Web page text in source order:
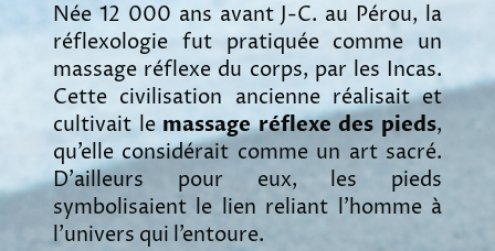
Née 12 000 ans avant J-C. au Pérou, la
réflexologie fut pratiquée comme un
massage réflexe du corps, par les Incas.
Cette civilisation ancienne réalisait et
cultivait le massage réflexe des pieds,
qu’elle considérait comme un art sacré.
D’ailleurs pour eux, les pieds
symbolisaient le lien reliant l’homme à
l’univers qui l’entoure.